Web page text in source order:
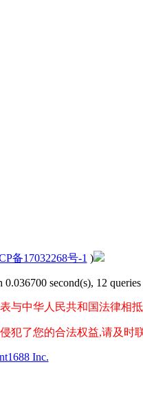
备17032268号-1 )
0.036700 second(s), 12 queries
与中华人民共和国法律相抵
犯了您的合法权益,请及时
Inc.